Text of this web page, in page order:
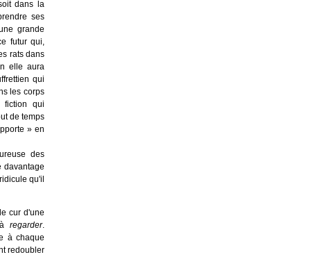
dans la
ses
grande
futur qui,
rats dans
elle aura
qui
les corps
fiction qui
de temps
» en
des
davantage
qu'il
cur d'une
regarder.
à chaque
redoubler